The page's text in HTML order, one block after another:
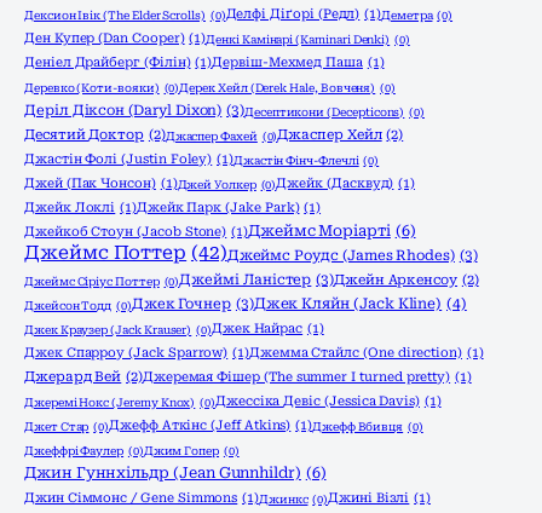
Дексион Івік (The Elder Scrolls) (0)Делфі Діґорі (Редл) (1)Деметра (0)
Ден Купер (Dan Cooper) (1)Денкі Камінарі (Kaminari Denki) (0)
Деніел Драйберг (Філін) (1)Дервіш-Мехмед Паша (1)
Деревко (Коти-вояки) (0)Дерек Хейл (Derek Hale, Вовченя) (0)
Деріл Діксон (Daryl Dixon) (3)Десептикони (Decepticons) (0)
Десятий Доктор (2)Джаспер Фахей (0)Джаспер Хейл (2)
Джастін Фолі (Justin Foley) (1)Джастін Фінч-Флечлі (0)
Джей (Пак Чонсон) (1)Джей Уолкер (0)Джейк (Дасквуд) (1)
Джейк Локлі (1)Джейк Парк (Jake Park) (1)
Джейкоб Стоун (Jacob Stone) (1)Джеймс Моріарті (6)
Джеймс Поттер (42)Джеймс Роудс (James Rhodes) (3)
Джеймс Сіріус Поттер (0)Джеймі Ланістер (3)Джейн Аркенсоу (2)
Джейсон Тодд (0)Джек Гочнер (3)Джек Кляйн (Jack Kline) (4)
Джек Краузер (Jack Krauser) (0)Джек Найрас (1)
Джек Спарроу (Jack Sparrow) (1)Джемма Стайлс (One direction) (1)
Джерард Вей (2)Джеремая Фішер (The summer I turned pretty) (1)
Джеремі Нокс (Jeremy Knox) (0)Джессіка Девіс (Jessica Davis) (1)
Джет Стар (0)Джефф Аткінс (Jeff Atkins) (1)Джефф Вбивця (0)
Джеффрі Фаулер (0)Джим Гопер (0)
Джин Гуннхільдр (Jean Gunnhildr) (6)
Джин Сіммонс / Gene Simmons (1)Джинкс (0)Джині Візлі (1)